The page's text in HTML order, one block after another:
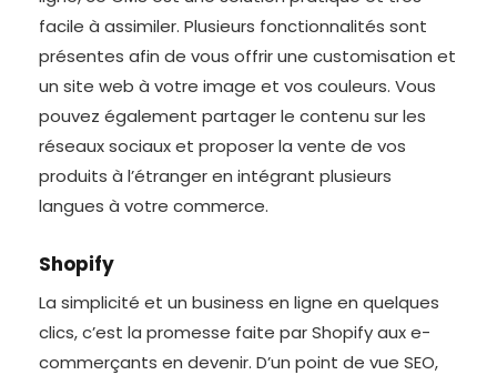
facile à assimiler. Plusieurs fonctionnalités sont
présentes afin de vous offrir une customisation et
un site web à votre image et vos couleurs. Vous
pouvez également partager le contenu sur les
réseaux sociaux et proposer la vente de vos
produits à l’étranger en intégrant plusieurs
langues à votre commerce.
Shopify
La simplicité et un business en ligne en quelques
clics, c’est la promesse faite par Shopify aux e-
commerçants en devenir. D’un point de vue SEO,